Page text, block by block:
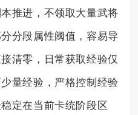
推进，不领取大量武将
分段属性阈值，容易导
清零，日常获取经验仅
量经验，严格控制经验
定在当前卡统阶段区